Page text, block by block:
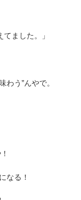
ました。」
わう”んやで。
なる！